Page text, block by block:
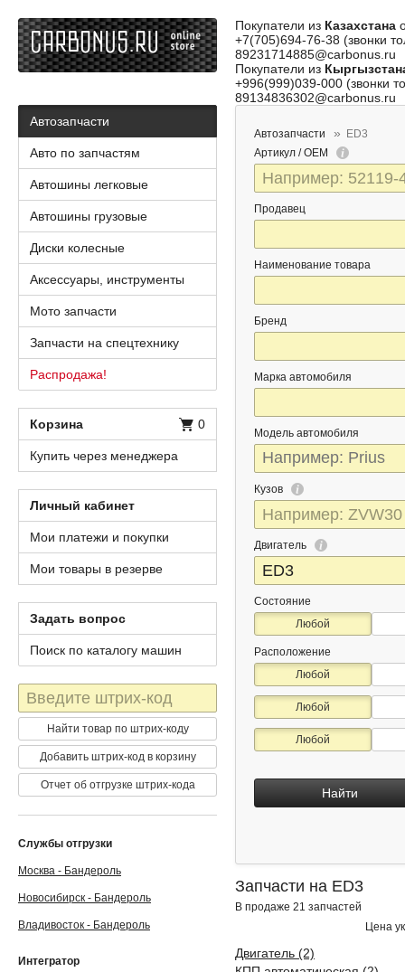
Покупатели из Казахстана
+7(705)694-76-38 (звонки
89231714885@carbonus.ru
Покупатели из
+996(999)039-000 (звонки
89134836302@carbonus.ru
Автозапчасти
ED3
Артикул / OEM
Продавец
Наименование товара
Бренд
Марка автомобиля
Модель автомобиля
Кузов
Двигатель
Состояние
Любой
Расположение
Любой
Любой
Любой
Найти
Запчасти на ED3
В продаже 21 запчастей
Цена
Двигатель (2)
Автозапчасти
Авто по запчастям
Автошины легковые
Автошины грузовые
Диски колесные
Аксессуары, инструменты
Мото запчасти
Запчасти на спецтехнику
Распродажа!
Корзина 0
Купить через менеджера
Личный кабинет
Мои платежи и покупки
Мои товары в резерве
Задать вопрос
Поиск по каталогу машин
Штрих-
код
Найти товар по штрих-коду
Добавить штрих-код в корзину
Отчет об отгрузке штрих-кода
Службы отгрузки
Москва - Бандероль
Новосибирск - Бандероль
Владивосток - Бандероль
Интегратор